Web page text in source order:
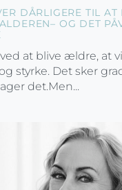
DÅRLIGERE TIL AT
OG DET
at blive ældre, at
styrke. Det sker
det.Men...